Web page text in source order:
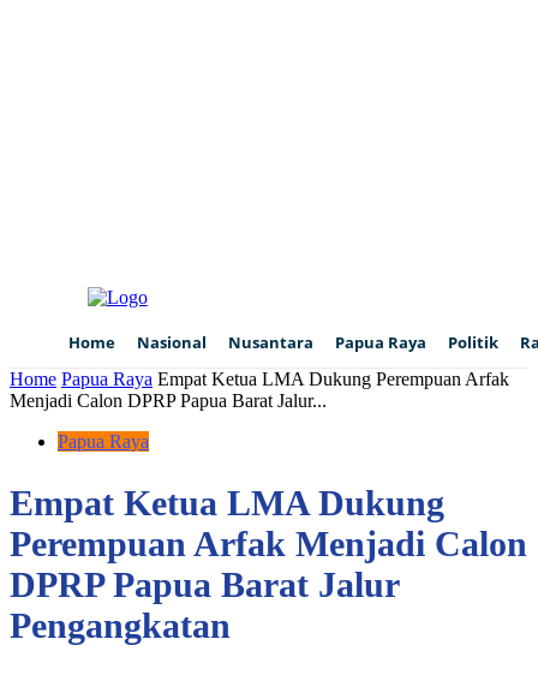
Home Nasional Nusantara Papua Raya Politik
Home Papua Raya Empat Ketua LMA Dukung Perempuan Arfak
Menjadi Calon DPRP Papua Barat Jalur...
Papua Raya
Empat Ketua LMA Dukung
Perempuan Arfak Menjadi Calon
DPRP Papua Barat Jalur
Pengangkatan